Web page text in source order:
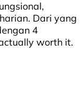
Dari yang
4
worth it.